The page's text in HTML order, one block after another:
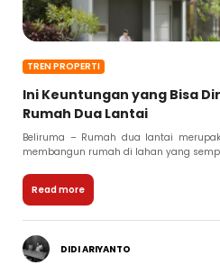
TREN PROPERTI
Ini Keuntungan yang Bisa
Rumah Dua Lantai
Beliruma – Rumah dua lantai
membangun rumah di lahan yang
Read more
DIDI ARIYANTO